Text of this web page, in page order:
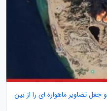
تصاویر ماهواره ای را از بین